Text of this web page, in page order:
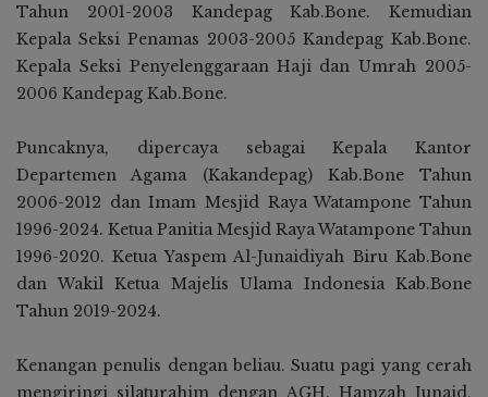
Tahun 2001-2003 Kandepag Kab.Bone. Kemudian
Kepala Seksi Penamas 2003-2005 Kandepag Kab.Bone.
Kepala Seksi Penyelenggaraan Haji dan Umrah 2005-
2006 Kandepag Kab.Bone.
Puncaknya, dipercaya sebagai Kepala Kantor
Departemen Agama (Kakandepag) Kab.Bone Tahun
2006-2012 dan Imam Mesjid Raya Watampone Tahun
1996-2024. Ketua Panitia Mesjid Raya Watampone Tahun
1996-2020. Ketua Yaspem Al-Junaidiyah Biru Kab.Bone
dan Wakil Ketua Majelis Ulama Indonesia Kab.Bone
Tahun 2019-2024.
Kenangan penulis dengan beliau. Suatu pagi yang cerah
mengiringi silaturahim dengan AGH. Hamzah Junaid,